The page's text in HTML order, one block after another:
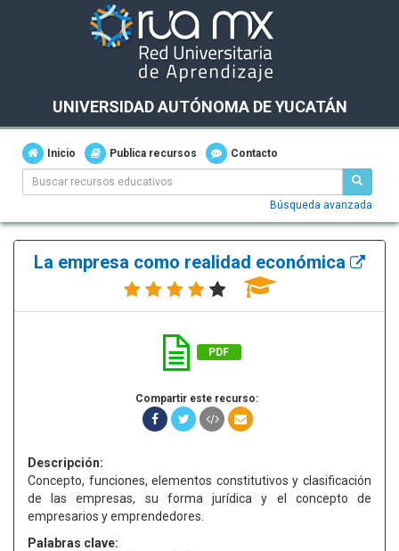
UNIVERSIDAD AUTÓNOMA DE YUCATÁN
Inicio Publica recursos Contacto
Búsqueda avanzada
La empresa como realidad económica
PDF
Compartir este recurso:
Descripción:
Concepto, funciones, elementos constitutivos y clasificación
de las empresas, su forma jurídica y el concepto de
empresarios y emprendedores.
Palabras clave: